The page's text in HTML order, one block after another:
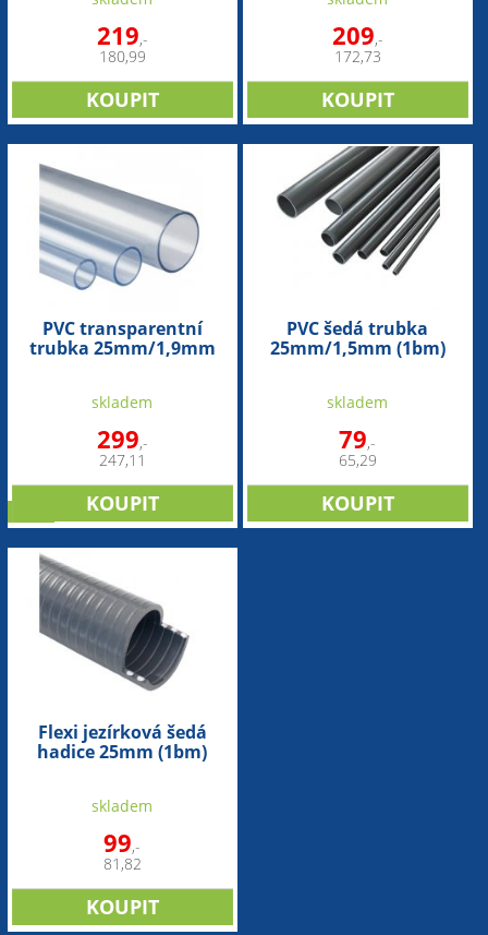
219,-
180,99
209,-
172,73
PVC transparentní
trubka 25mm/1,9mm
skladem
299,-
247,11
PVC šedá trubka
25mm/1,5mm (1bm)
skladem
79,-
65,29
Flexi jezírková šedá
hadice 25mm (1bm)
skladem
99,-
81,82